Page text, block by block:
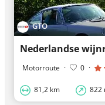
GTO
Nederlandse
Motorroute · 0 ·
81,2 km 822